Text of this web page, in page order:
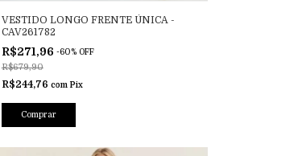
VESTIDO LONGO FRENTE ÚNICA -
CAV261782
R$271,96 -60% OFF
R$679,90
R$244,76 com Pix
Comprar